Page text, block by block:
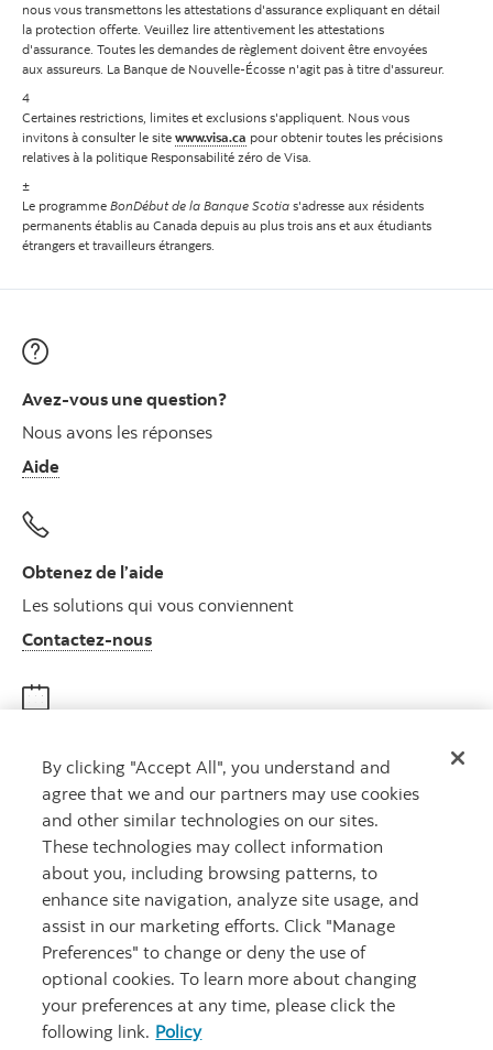
nous vous transmettons les attestations d'assurance expliquant en détail
la protection offerte. Veuillez lire attentivement les attestations
d'assurance. Toutes les demandes de règlement doivent être envoyées
aux assureurs. La Banque de Nouvelle-Écosse n'agit pas à titre d'assureur.
4
Certaines restrictions, limites et exclusions s'appliquent. Nous vous
invitons à consulter le site www.visa.ca pour obtenir toutes les précisions
relatives à la politique Responsabilité zéro de Visa.
±
Le programme BonDébut de la Banque Scotia s'adresse aux résidents
permanents établis au Canada depuis au plus trois ans et aux étudiants
étrangers et travailleurs étrangers.
Avez-vous une question?
Nous avons les réponses
Aide
Obtenez de l’aide
Les solutions qui vous conviennent
Contactez-nousAutres numéros, contactez-nous par
Rencontrez un conseiller
Prenez rendez-vous
Carrières Ma banque à moi Notes juridiques Confidentialité
By clicking "Accept All", you understand and
agree that we and our partners may use cookies
and other similar technologies on our sites.
These technologies may collect information
about you, including browsing patterns, to
enhance site navigation, analyze site usage, and
assist in our marketing efforts. Click "Manage
Preferences" to change or deny the use of
optional cookies. To learn more about changing
your preferences at any time, please click the
following link. Policy